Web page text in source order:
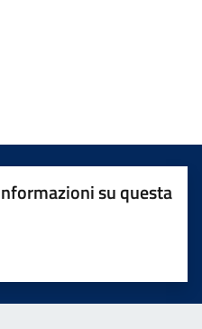
su questa
su 5
5